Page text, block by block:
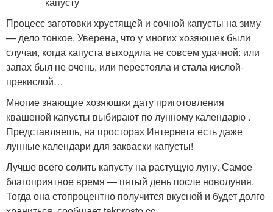
Процесс заготовки хрустящей и сочной капусты на зиму
— дело тонкое. Уверена, что у многих хозяюшек были
случаи, когда капуста выходила не совсем удачной: или
запах был не очень, или перестояла и стала кислой-
прекислой…
Многие знающие хозяюшки дату приготовления
квашеной капусты выбирают по лунному календарю .
Представляешь, на просторах Интернета есть даже
лунные календари для закваски капусты!
Лучше всего солить капусту на растущую луну. Самое
благоприятное время — пятый день после новолуния.
Тогда она стопроцентно получится вкусной и будет долго